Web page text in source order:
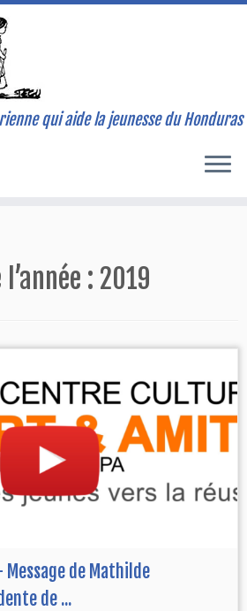
qui aide la jeunesse du Honduras
: 2019
Message de Mathilde
de ...